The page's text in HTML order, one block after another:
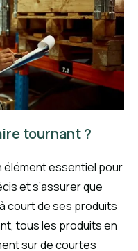
tournant ?
élément essentiel pour
et s’assurer que
court de ses produits
tous les produits en
sur de courtes